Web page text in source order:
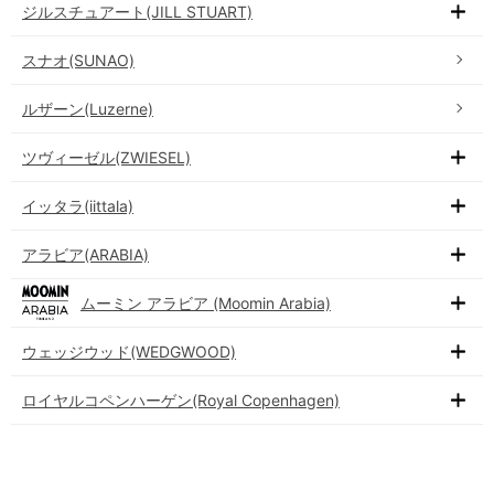
ジルスチュアート(JILL STUART)
スナオ(SUNAO)
ルザーン(Luzerne)
ツヴィーゼル(ZWIESEL)
イッタラ(iittala)
アラビア(ARABIA)
ムーミン アラビア (Moomin Arabia)
ウェッジウッド(WEDGWOOD)
ロイヤルコペンハーゲン(Royal Copenhagen)